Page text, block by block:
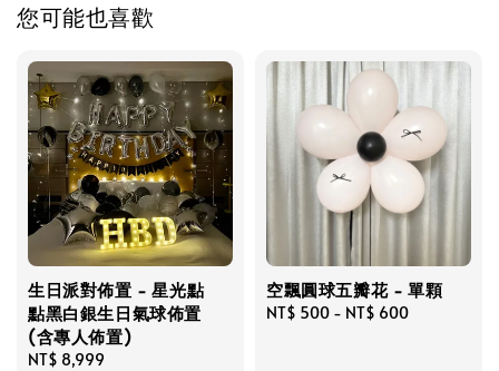
您可能也喜歡
生日派對佈置 - 星光點
點黑白銀生日氣球佈置
(含專人佈置)
Regular
NT$ 8,999
空飄圓球五瓣花 - 單顆
Regular
NT$ 500 - NT$ 600